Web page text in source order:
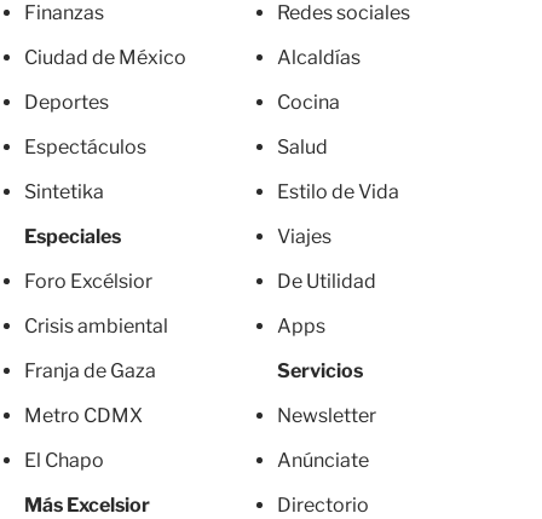
Finanzas
Ciudad de México
Deportes
Espectáculos
Sintetika
Especiales
Foro Excélsior
Crisis ambiental
Franja de Gaza
Metro CDMX
El Chapo
Más Excelsior
Redes sociales
Alcaldías
Cocina
Salud
Estilo de Vida
Viajes
De Utilidad
Apps
Servicios
Newsletter
Anúnciate
Directorio